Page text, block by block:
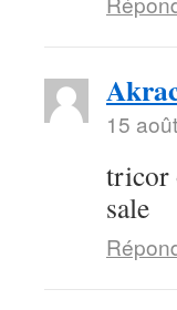
15
tricor
sale